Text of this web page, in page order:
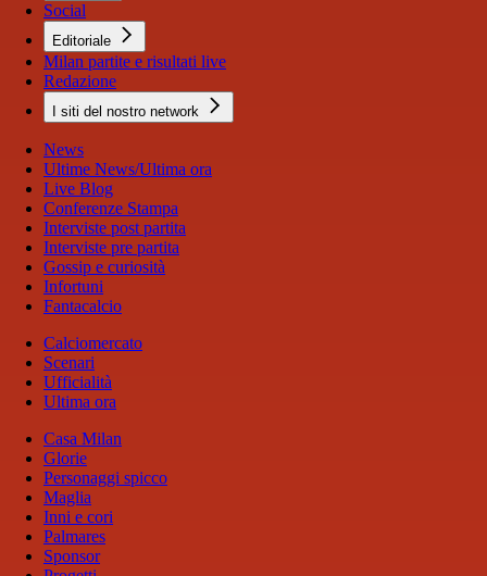
Social
Editoriale
Milan partite e risultati live
Redazione
I siti del nostro network
News
Ultime News/Ultima ora
Live Blog
Conferenze Stampa
Interviste post partita
Interviste pre partita
Gossip e curiosità
Infortuni
Fantacalcio
Calciomercato
Scenari
Ufficialità
Ultima ora
Casa Milan
Glorie
Personaggi spicco
Maglia
Inni e cori
Palmares
Sponsor